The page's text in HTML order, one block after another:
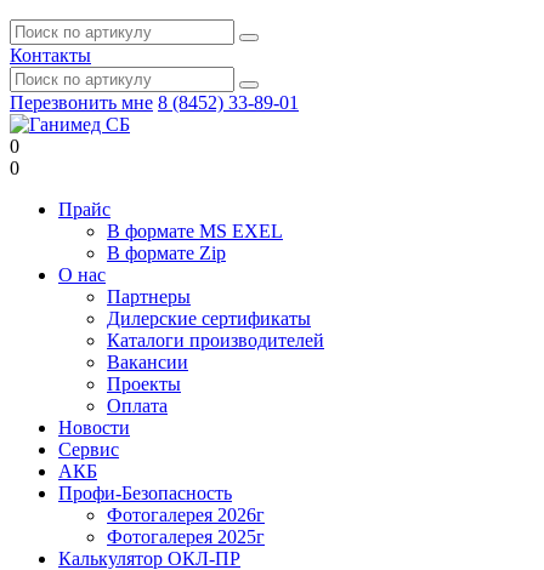
Контакты
Перезвонить мне 8 (8452) 33-89-01
0
0
Прайс
В формате MS EXEL
В формате Zip
О нас
Партнеры
Дилерские сертификаты
Каталоги производителей
Вакансии
Проекты
Оплата
Новости
Сервис
АКБ
Профи-Безопасность
Фотогалерея 2026г
Фотогалерея 2025г
Калькулятор ОКЛ-ПР